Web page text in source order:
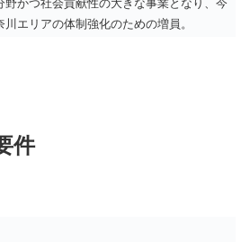
野かつ社会貢献性の大きな事業となり、今
エリアの体制強化のための増員。
件